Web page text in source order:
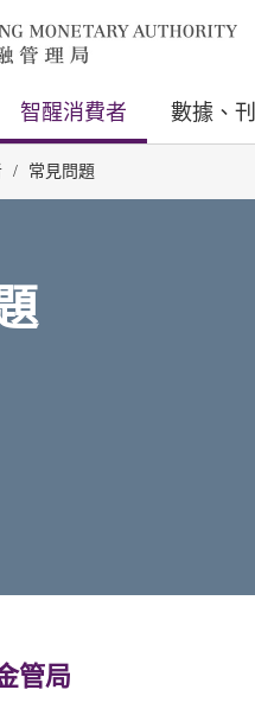
智醒消費者 數據、
/ 常見問題
管局